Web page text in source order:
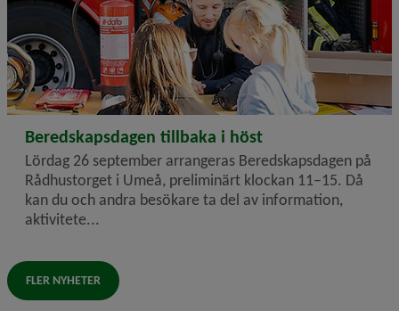
2026-06-10
Beredskapsdagen tillbaka i höst
Lördag 26 september arrangeras Beredskapsdagen på
Rådhustorget i Umeå, preliminärt klockan 11–15. Då
kan du och andra besökare ta del av information,
aktivitete...
FLER NYHETER